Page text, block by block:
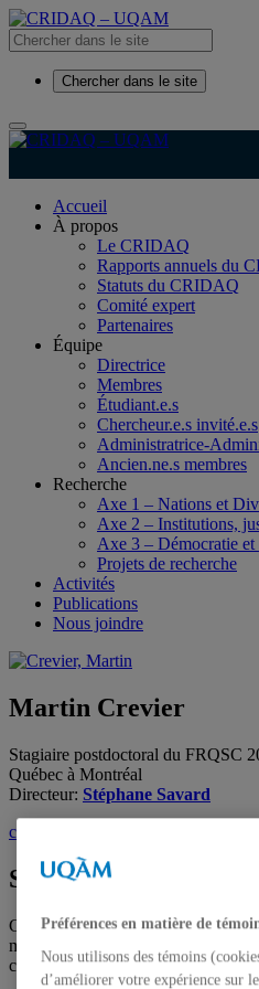
Chercher dans le site
Accueil
À propos
Le CRIDAQ
Rapports annuels du
Statuts du CRIDAQ
Comité expert
Partenaires
Équipe
Directrice
Membres
Étudiant.e.s
Chercheur.e.s invité.e.s
Administratrice-
Ancien.ne.s membres
Recherche
Axe 1 – Nations et
Axe 2 – Institutions,
Axe 3 – Démocratie et
Projets de recherche
Activités
Publications
Nous joindre
Martin Crevier
Stagiaire postdoctoral du FRQSC
Québec à Montréal
Directeur: Stéphane Savard
crevier.martin.2@courrier.uqam.ca
Spécialités
Colonialisme – Empire britannique
muséales – Histoire des idées –
connectées
Préférences en matière de
Nous utilisons des témoins
d’améliorer votre expérience sur